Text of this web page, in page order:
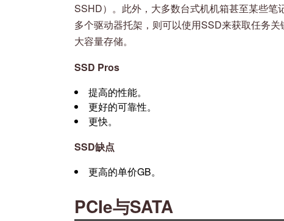
SSHD）。此外，大多数台式机机箱甚至某些
多个驱动器托架，则可以使用SSD来获取任务
大容量存储。
SSD Pros
提高的性能。
更好的可靠性。
更快。
SSD缺点
更高的单价GB。
PCIe与SATA